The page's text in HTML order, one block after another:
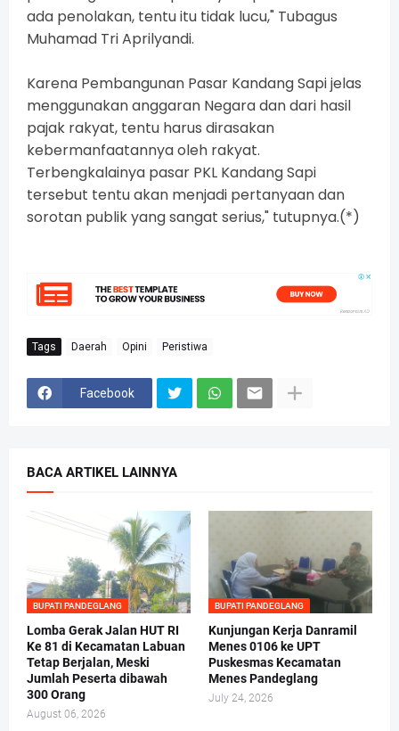
ada penolakan, tentu itu tidak lucu," Tubagus
Muhamad Tri Aprilyandi.
Karena Pembangunan Pasar Kandang Sapi jelas
menggunakan anggaran Negara dan dari hasil
pajak rakyat, tentu harus dirasakan
kebermanfaatannya oleh rakyat.
Terbengkalainya pasar PKL Kandang Sapi
tersebut tentu akan menjadi pertanyaan dan
sorotan publik yang sangat serius," tutupnya.(*)
Tags Daerah Opini Peristiwa
Facebook
BACA ARTIKEL LAINNYA
BUPATI PANDEGLANG
Lomba Gerak Jalan HUT RI
Ke 81 di Kecamatan Labuan
Tetap Berjalan, Meski
Jumlah Peserta dibawah
300 Orang
August 06, 2026
BUPATI PANDEGLANG
Kunjungan Kerja Danramil
Menes 0106 ke UPT
Puskesmas Kecamatan
Menes Pandeglang
July 24, 2026